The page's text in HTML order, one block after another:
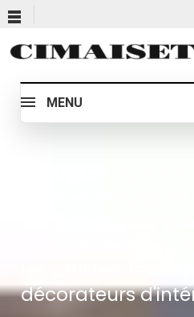
MENU
décorateurs